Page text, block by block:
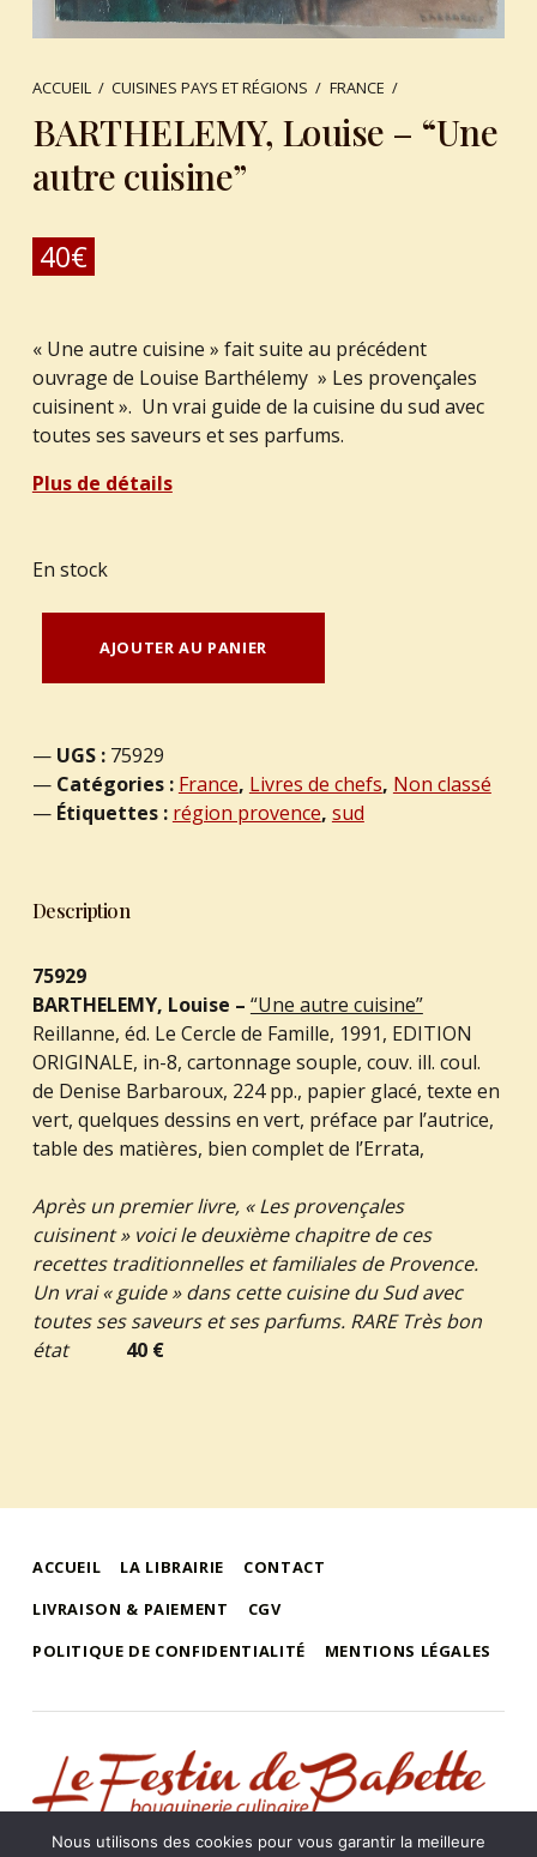
ACCUEIL / CUISINES PAYS ET RÉGIONS / FRANCE /
BARTHELEMY, Louise – “Une
autre cuisine”
40€
« Une autre cuisine » fait suite au précédent
ouvrage de Louise Barthélemy » Les provençales
cuisinent ». Un vrai guide de la cuisine du sud avec
toutes ses saveurs et ses parfums.
Plus de détails
En stock
quantité de BARTHELEMY, Louise – “Une autre cuisine”
AJOUTER AU PANIER
UGS : 75929
Catégories : France, Livres de chefs, Non classé
Étiquettes : région provence, sud
Description
75929
BARTHELEMY, Louise – “Une autre cuisine”
Reillanne, éd. Le Cercle de Famille, 1991, EDITION
ORIGINALE, in-8, cartonnage souple, couv. ill. coul.
de Denise Barbaroux, 224 pp., papier glacé, texte en
vert, quelques dessins en vert, préface par l’autrice,
table des matières, bien complet de l’Errata,
Après un premier livre, « Les provençales
cuisinent » voici le deuxième chapitre de ces
recettes traditionnelles et familiales de Provence.
Un vrai « guide » dans cette cuisine du Sud avec
toutes ses saveurs et ses parfums. RARE Très bon
état
40 €
ACCUEIL LA LIBRAIRIE
CONTACT
LIVRAISON & PAIEMENT
CGV
POLITIQUE DE CONFIDENTIALITÉ
MENTIONS LÉGALES
le festin de babette
"LE FESTIN DE BABETTE" – BOUQUINERIE GASTRONOMIQUE
Nous utilisons des cookies pour vous garantir la meilleure